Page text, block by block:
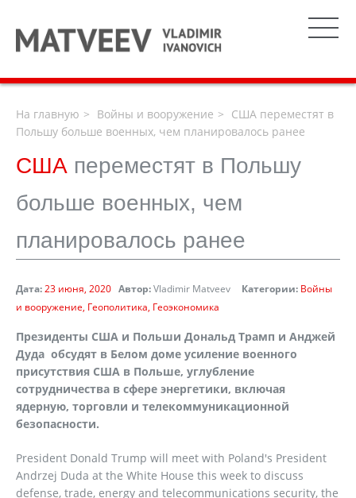
На главную Войны и вооружение
США переместят в
Польшу больше военных, чем планировалось ранее
США переместят в Польшу
больше военных, чем
планировалось ранее
Дата:23 июня, 2020 Автор:Vladimir Matveev Категории: Войны
и вооружение Геополитика Геоэкономика
Президенты США и Польши Дональд Трамп и Анджей
Дуда обсудят в Белом доме усиление военного
присутствия США в Польше, углубление
сотрудничества в сфере энергетики, включая
ядерную, торговли и телекоммуникационной
безопасности.
President Donald Trump will meet with Poland's President
Andrzej Duda at the White House this week to discuss
defense, trade, energy and telecommunications security, the